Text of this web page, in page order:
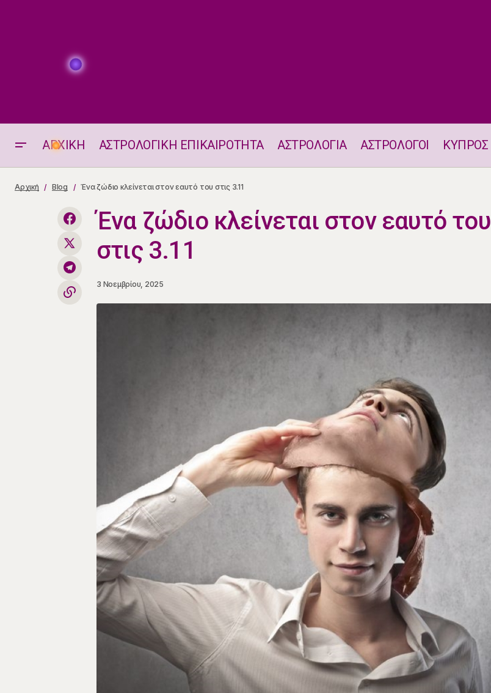
ΑΡΧΙΚΗ ΑΣΤΡΟΛΟΓΙΚΗ ΕΠΙΚΑΙΡΟΤΗΤΑ ΑΣΤΡΟΛΟΓΙΑ ΑΣΤΡΟΛΟΓΟΙ ΚΥΠΡΟΣ
Προβλέψεις Κινέζικου Ωροσκοπίου από
3.11– 9.11.2025
Αρχική Blog Ένα ζώδιο κλείνεται στον εαυτό του στις 3.11
Ένα ζώδιο κλείνεται στον εαυτό του
στις 3.11
3 Νοεμβρίου, 2025